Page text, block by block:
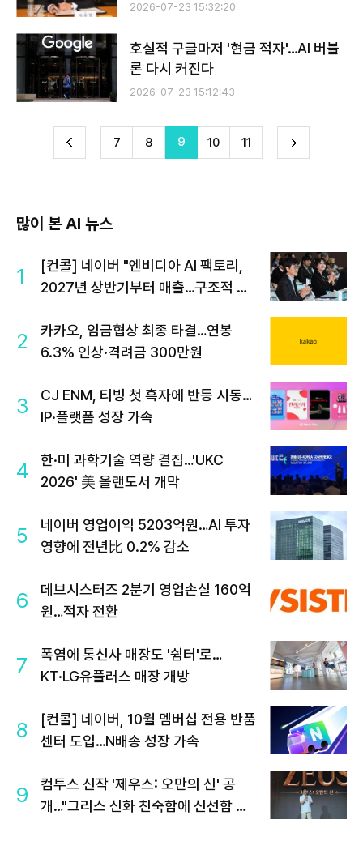
2026-07-23 15:32:20
호실적 구글마저 '현금 적자'…AI 버블
론 다시 커진다
2026-07-23 15:12:43
이 7 8 9 10 11 다
많이 본 AI 뉴스
1
[컨콜] 네이버 "엔비디아 AI 팩토리,
2027년 상반기부터 매출…구조적 성
2
카카오, 임금협상 최종 타결…연봉
6.3% 인상·격려금 300만원
3
CJ ENM, 티빙 첫 흑자에 반등 시동…
IP·플랫폼 성장 가속
4
한·미 과학기술 역량 결집…'UKC
2026' 美 올랜도서 개막
5
네이버 영업이익 5203억원…AI 투자
영향에 전년比 0.2% 감소
6
데브시스터즈 2분기 영업손실 160억
원…적자 전환
7
폭염에 통신사 매장도 '쉼터'로…
KT·LG유플러스 매장 개방
8
[컨콜] 네이버, 10월 멤버십 전용 반품
센터 도입…N배송 성장 가속
9
컴투스 신작 '제우스: 오만의 신' 공
개…"그리스 신화 친숙함에 신선함 더